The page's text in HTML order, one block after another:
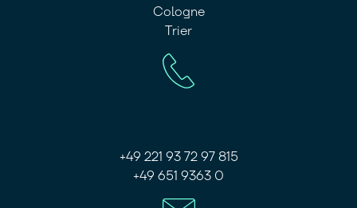
Cologne
Trier
+49 221 93 72 97 815
+49 651 9363 0